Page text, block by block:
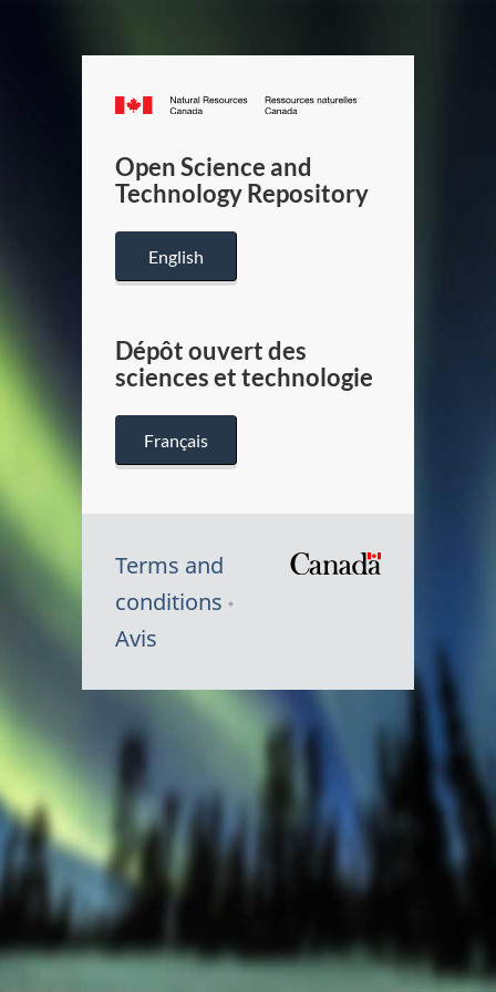
Canada.ca
/
Canada
Open Science and
Technology Repository
English
Dépôt ouvert des
sciences et technologie
Français
Terms and
conditions
Avis
Canada